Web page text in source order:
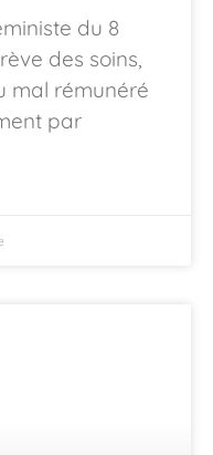
du 8
des soins,
mal rémunéré
par